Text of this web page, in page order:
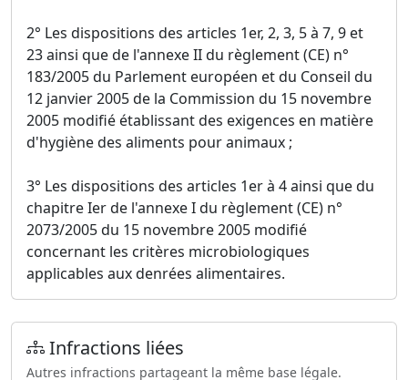
2° Les dispositions des articles 1er, 2, 3, 5 à 7, 9 et
23 ainsi que de l'annexe II du règlement (CE) n°
183/2005 du Parlement européen et du Conseil du
12 janvier 2005 de la Commission du 15 novembre
2005 modifié établissant des exigences en matière
d'hygiène des aliments pour animaux ;
3° Les dispositions des articles 1er à 4 ainsi que du
chapitre Ier de l'annexe I du règlement (CE) n°
2073/2005 du 15 novembre 2005 modifié
concernant les critères microbiologiques
applicables aux denrées alimentaires.
Infractions liées
Autres infractions partageant la même base légale.